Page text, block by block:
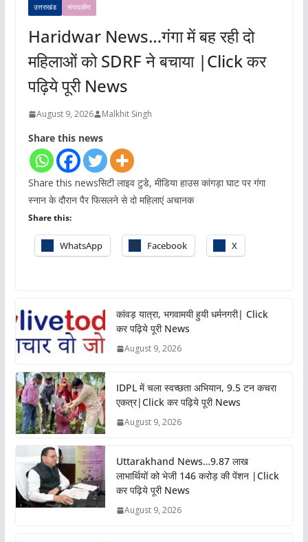
उत्तराखंड संपादकीय
Haridwar News…गंगा में बह रही दो
महिलाओं को SDRF ने बचाया |Click कर
पढ़िये पूरी News
August 9, 2026 Malkhit Singh
Share this news
Share this newsसिटी लाइव टुडे, मीडिया हाउस कांगड़ा घाट पर गंगा
स्नान के दौरान पैर फिसलने से दो महिलाएं अचानक
Share this:
WhatsApp Facebook X
कांवड़ यात्रा, भगवामयी हुयी धर्मनगरी| Click
कर पढ़िये पूरी News
August 9, 2026
IDPL में चला स्वच्छता अभियान, 9.5 टन कचरा
एकत्र|Click कर पढ़िये पूरी News
August 9, 2026
Uttarakhand News…9.87 लाख
लाभार्थियों को भेजी 146 करोड़ की पेंशन |Click
कर पढ़िये पूरी News
August 9, 2026